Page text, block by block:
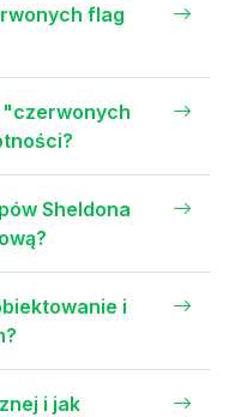
flag
"czerwonych
Sheldona
i
i jak